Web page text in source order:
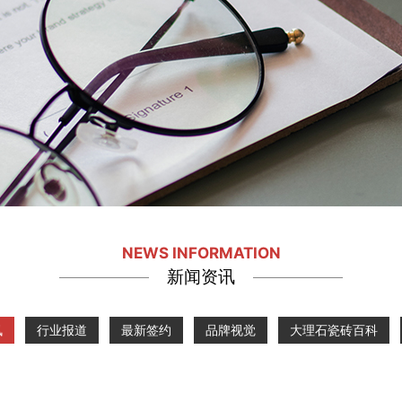
NEWS INFORMATION
新闻资讯
行业报道 最新签约 品牌视觉 大理石瓷砖百科